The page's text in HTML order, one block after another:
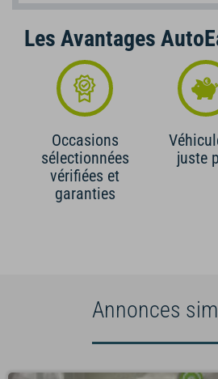
Les Avantages
Occasions
sélectionnées
vérifiées et
garanties
juste
Annonces